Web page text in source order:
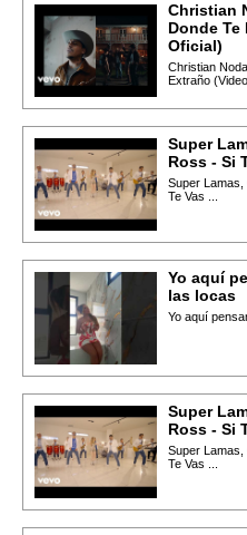
Christian
Donde Te
Oficial)
Christian
Extraño (Video
Super
Ross - Si
Super
Te Vas ...
Yo aquí
las locas
Yo aquí
Super
Ross - Si
Super
Te Vas ...